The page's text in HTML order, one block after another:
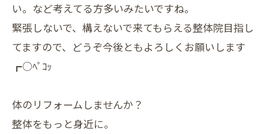
い。など考えてる方多いみたいですね。
緊張しないで、構えないで来てもらえる整体院目指し
てますので、どうぞ今後ともよろしくお願いします
┏○ﾍﾟｺｯ
体のリフォームしませんか？
整体をもっと身近に。